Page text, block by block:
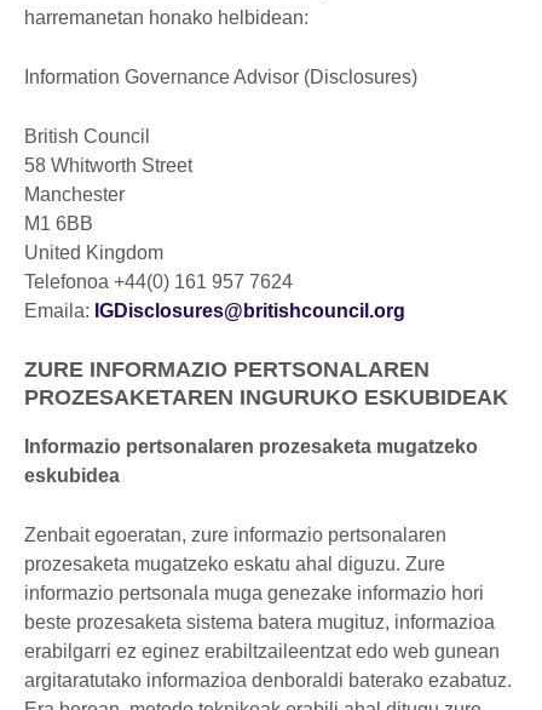
harremanetan honako helbidean:
Information Governance Advisor (Disclosures)
British Council
58 Whitworth Street
Manchester
M1 6BB
United Kingdom
Telefonoa +44(0) 161 957 7624
Emaila: IGDisclosures@britishcouncil.org
ZURE INFORMAZIO PERTSONALAREN
PROZESAKETAREN INGURUKO ESKUBIDEAK
Informazio pertsonalaren prozesaketa mugatzeko
eskubidea
Zenbait egoeratan, zure informazio pertsonalaren
prozesaketa mugatzeko eskatu ahal diguzu. Zure
informazio pertsonala muga genezake informazio hori
beste prozesaketa sistema batera mugituz, informazioa
erabilgarri ez eginez erabiltzaileentzat edo web gunean
argitaratutako informazioa denboraldi baterako ezabatuz.